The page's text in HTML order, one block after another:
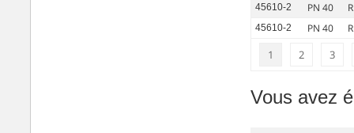
1 2 3
45610-2 PN 40
45610-2 PN 40
Vous avez